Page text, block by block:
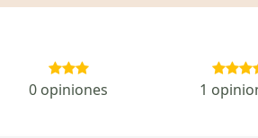
0 opiniones 1